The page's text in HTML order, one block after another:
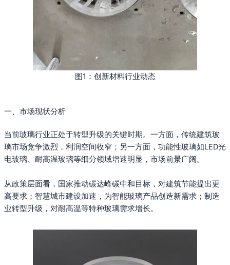
图1：创新材料行业动态
一、市场现状分析
当前玻璃行业正处于转型升级的关键时期。一方面，传统建筑玻
璃市场竞争激烈，利润空间收窄；另一方面，功能性玻璃如LED光
电玻璃、耐高温玻璃等细分领域增速明显，市场前景广阔。
从政策层面看，国家推动碳达峰碳中和目标，对建筑节能提出更
高要求；智慧城市建设加速，为智能玻璃产品创造新需求；制造
业转型升级，对耐高温等特种玻璃需求增长。